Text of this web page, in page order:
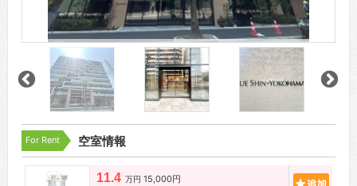
For Rent 空室情報
11.4 万円 15,000円